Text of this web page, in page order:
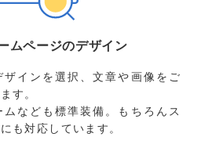
ムページのデザイン
ザインを選択、文章や画像をご
す。
なども標準装備。もちろんス
も対応しています。